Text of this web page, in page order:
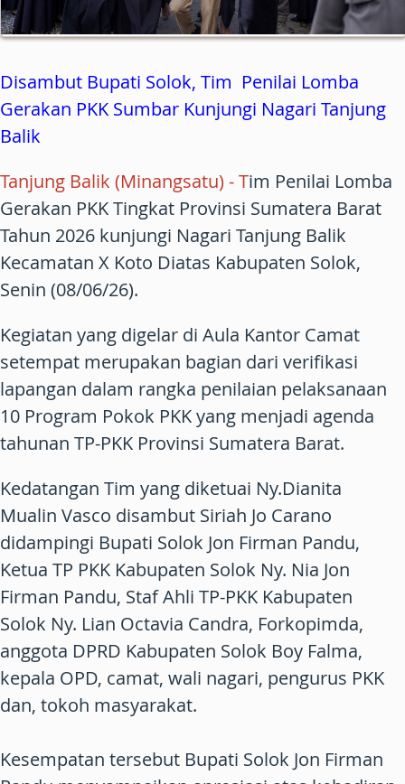
Disambut Bupati Solok, Tim Penilai Lomba
Gerakan PKK Sumbar Kunjungi Nagari Tanjung
Balik
Tanjung Balik (Minangsatu) -Tim Penilai Lomba
Gerakan PKK Tingkat Provinsi Sumatera Barat
Tahun 2026 kunjungi Nagari Tanjung Balik
Kecamatan X Koto Diatas Kabupaten Solok,
Senin (08/06/26).
Kegiatan yang digelar di Aula Kantor Camat
setempat merupakan bagian dari verifikasi
lapangan dalam rangka penilaian pelaksanaan
10 Program Pokok PKK yang menjadi agenda
tahunan TP-PKK Provinsi Sumatera Barat.
Kedatangan Tim yang diketuai Ny.Dianita
Mualin Vasco disambut Siriah Jo Carano
didampingi Bupati Solok Jon Firman Pandu,
Ketua TP PKK Kabupaten Solok Ny. Nia Jon
Firman Pandu, Staf Ahli TP-PKK Kabupaten
Solok Ny. Lian Octavia Candra, Forkopimda,
anggota DPRD Kabupaten Solok Boy Falma,
kepala OPD, camat, wali nagari, pengurus PKK
dan, tokoh masyarakat.
Kesempatan tersebut Bupati Solok Jon Firman